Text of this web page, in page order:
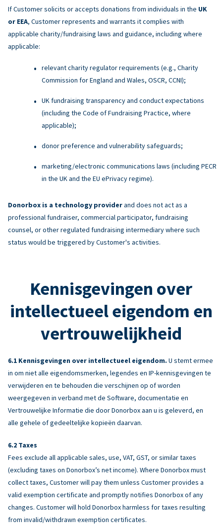
If Customer solicits or accepts donations from individuals in the UK
or EEA, Customer represents and warrants it complies with
applicable charity/fundraising laws and guidance, including where
applicable:
relevant charity regulator requirements (e.g., Charity
Commission for England and Wales, OSCR, CCNI);
UK fundraising transparency and conduct expectations
(including the Code of Fundraising Practice, where
applicable);
donor preference and vulnerability safeguards;
marketing/electronic communications laws (including PECR
in the UK and the EU ePrivacy regime).
Donorbox is a technology providerand does not act as a
professional fundraiser, commercial participator, fundraising
counsel, or other regulated fundraising intermediary where such
status would be triggered by Customer's activities.
Kennisgevingen over
intellectueel eigendom en
vertrouwelijkheid
Kennisgevingen over intellectueel eigendom. U stemt ermee
in om niet alle eigendomsmerken, legendes en IP-kennisgevingen te
verwijderen en te behouden die verschijnen op of worden
weergegeven in verband met de Software, documentatie en
Vertrouwelijke Informatie die door Donorbox aan u is geleverd, en
alle gehele of gedeeltelijke kopieën daarvan.
Taxes
Fees exclude all applicable sales, use, VAT, GST, or similar taxes
(excluding taxes on Donorbox’s net income). Where Donorbox must
collect taxes, Customer will pay them unless Customer provides a
valid exemption certificate and promptly notifies Donorbox of any
changes. Customer will hold Donorbox harmless for taxes resulting
from invalid/withdrawn exemption certificates.